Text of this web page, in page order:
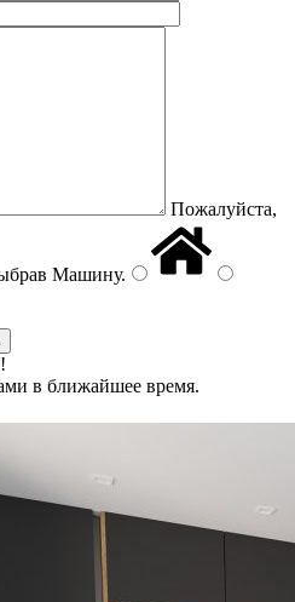
Пожалуйста,
Машину.
в ближайшее время.